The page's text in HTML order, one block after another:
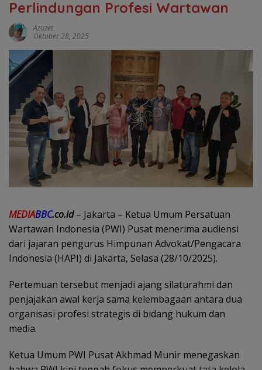
Perlindungan Profesi Wartawan
Azuzet
Oktober 28, 2025
MEDIABBC.co.id– Jakarta – Ketua Umum Persatuan
Wartawan Indonesia (PWI) Pusat menerima audiensi
dari jajaran pengurus Himpunan Advokat/Pengacara
Indonesia (HAPI) di Jakarta, Selasa (28/10/2025).
Pertemuan tersebut menjadi ajang silaturahmi dan
penjajakan awal kerja sama kelembagaan antara dua
organisasi profesi strategis di bidang hukum dan
media.
Ketua Umum PWI Pusat Akhmad Munir menegaskan